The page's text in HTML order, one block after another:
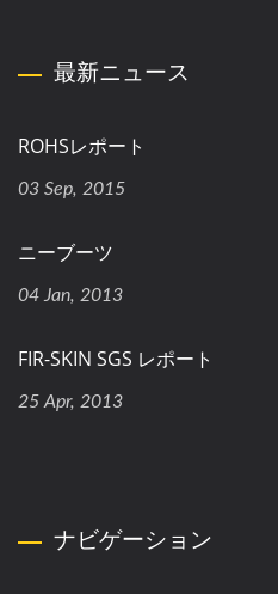
最新ニュース
ROHSレポート
03 Sep, 2015
ニーブーツ
04 Jan, 2013
FIR-SKIN SGS レポート
25 Apr, 2013
ナビゲーション